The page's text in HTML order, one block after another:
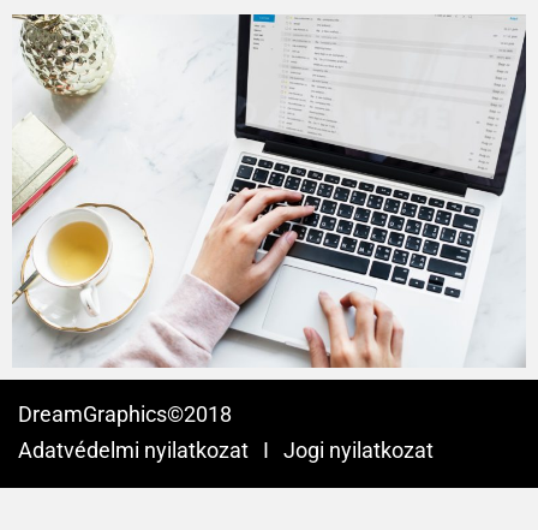
DreamGraphics©2018
Adatvédelmi nyilatkozat I Jogi nyilatkozat